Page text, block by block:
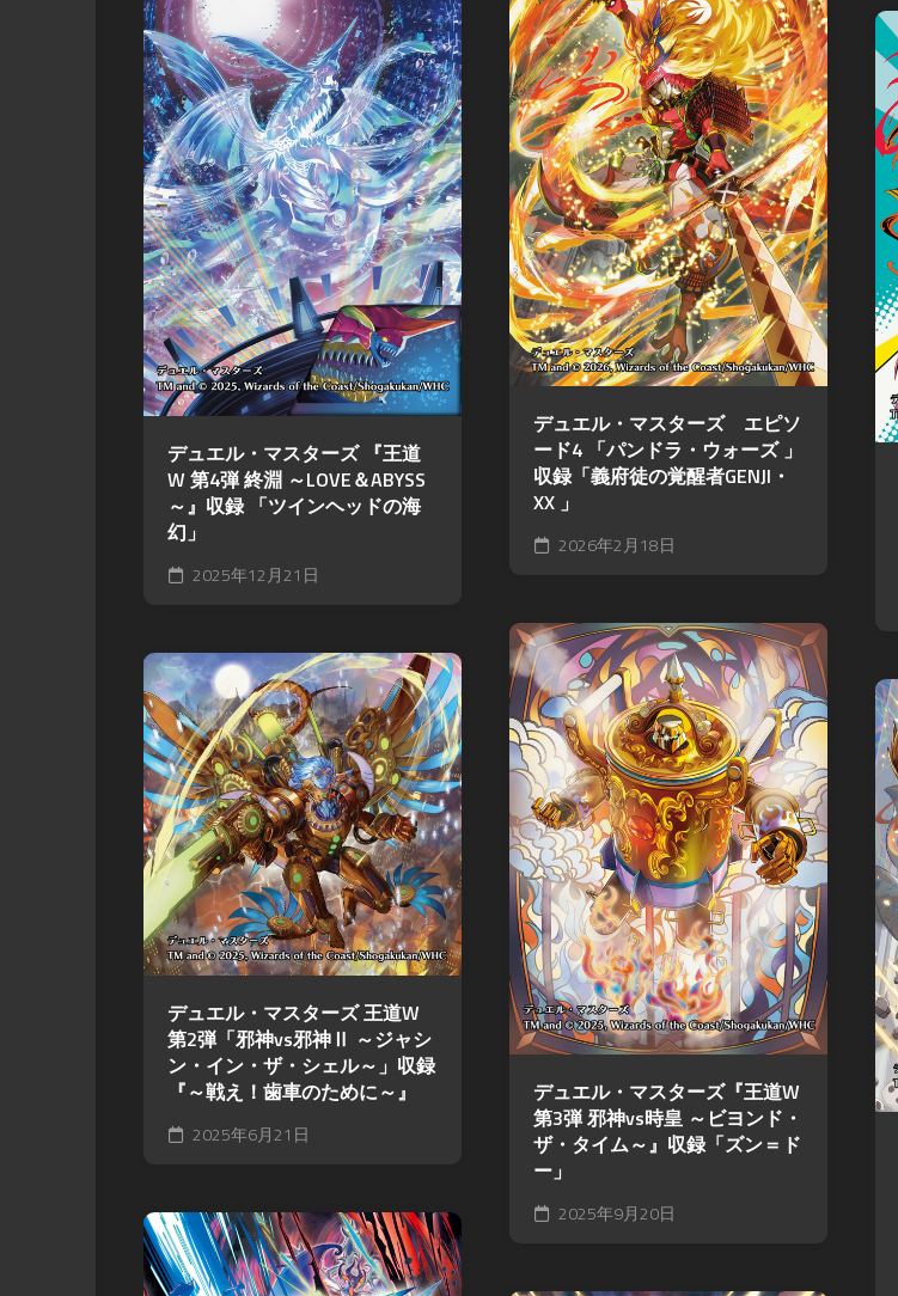
デュエル・マスターズ エピソ
ード4 「パンドラ・ウォーズ 」
収録「義府徒の覚醒者GENJI・
XX 」
2026年2月18日
デュエル・マスターズ 『王道
W 第4弾 終淵 ～LOVE＆ABYSS
～』収録 「ツインヘッドの海
幻」
2025年12月21日
デュエル・マスターズ『王道W
第3弾 邪神vs時皇 ～ビヨンド・
ザ・タイム～』収録「ズン＝ド
ー」
2025年9月20日
デュエル・マスターズ 王道W
第2弾「邪神vs邪神Ⅱ ～ジャシ
ン・イン・ザ・シェル～」収録
『～戦え！歯車のために～』
2025年6月21日